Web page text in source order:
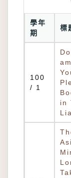
學年
期
標
100
/ 1
in